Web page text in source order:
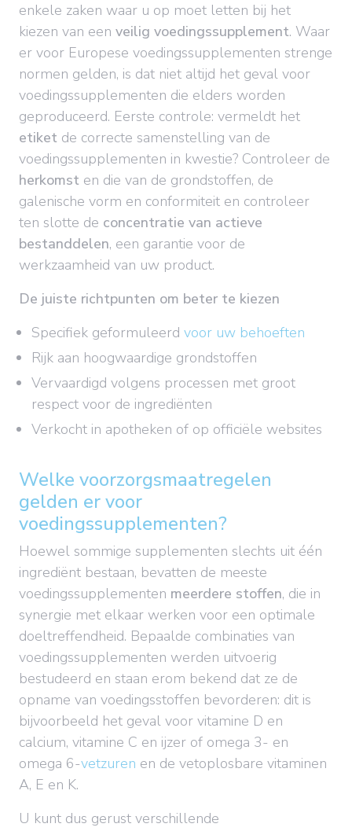
enkele zaken waar u op moet letten bij het
kiezen van een veilig voedingssupplement. Waar
er voor Europese voedingssupplementen strenge
normen gelden, is dat niet altijd het geval voor
voedingssupplementen die elders worden
geproduceerd. Eerste controle: vermeldt het
etiket de correcte samenstelling van de
voedingssupplementen in kwestie? Controleer de
herkomst en die van de grondstoffen, de
galenische vorm en conformiteit en controleer
ten slotte de concentratie van actieve
bestanddelen, een garantie voor de
werkzaamheid van uw product.
De juiste richtpunten om beter te kiezen
Specifiek geformuleerd voor uw behoeften
Rijk aan hoogwaardige grondstoffen
Vervaardigd volgens processen met groot
respect voor de ingrediënten
Verkocht in apotheken of op officiële websites
Welke voorzorgsmaatregelen
gelden er voor
voedingssupplementen?
Hoewel sommige supplementen slechts uit één
ingrediënt bestaan, bevatten de meeste
voedingssupplementen meerdere stoffen, die in
synergie met elkaar werken voor een optimale
doeltreffendheid. Bepaalde combinaties van
voedingssupplementen werden uitvoerig
bestudeerd en staan erom bekend dat ze de
opname van voedingsstoffen bevorderen: dit is
bijvoorbeeld het geval voor vitamine D en
calcium, vitamine C en ijzer of omega 3- en
omega 6-vetzuren en de vetoplosbare vitaminen
A, E en K.
U kunt dus gerust verschillende